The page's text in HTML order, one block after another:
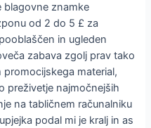
blagovne znamke
od 2 do 5 £ za
in ugleden
zabava zgolj prav tako
material,
preživetje najmočnejših
na tabličnem računalniku
podal mi je kralj in as